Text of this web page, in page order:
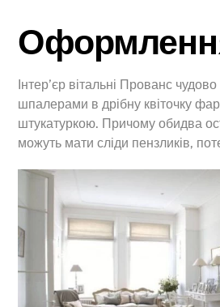
Інтер’єр вітальні Прованс
шпалерами в дрібну квіточку
штукатуркою. Причому обидва
можуть мати сліди пензликів,